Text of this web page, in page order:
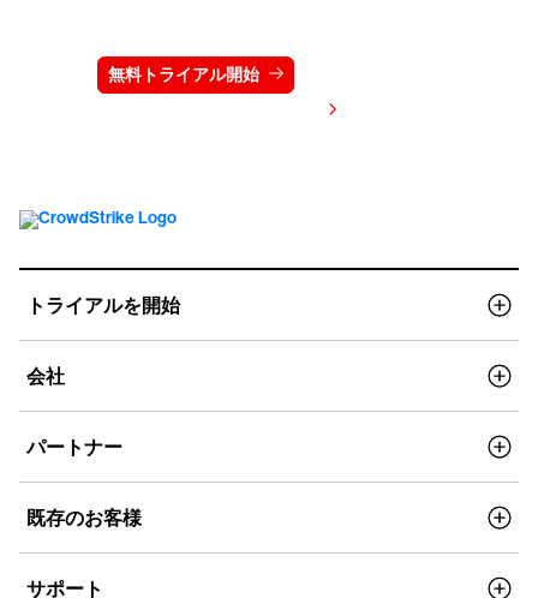
無料トライアル開始
トライアルを開始
会社
パートナー
既存のお客様
サポート